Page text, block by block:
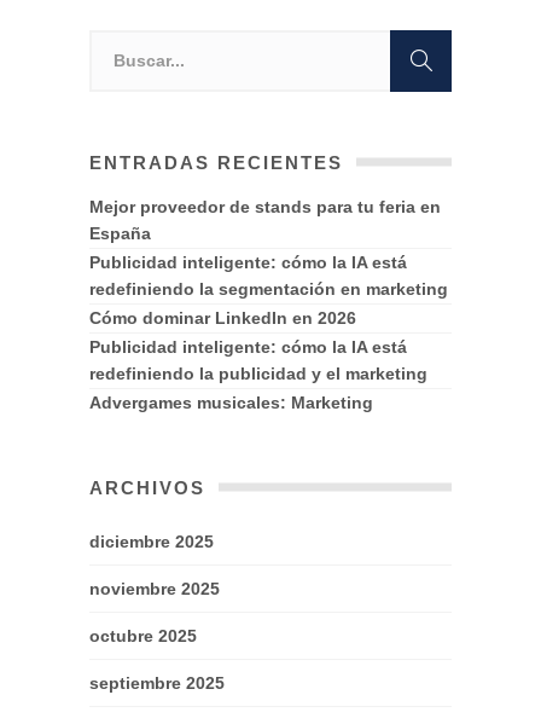
ENTRADAS RECIENTES
Mejor proveedor de stands para tu feria en
España
Publicidad inteligente: cómo la IA está
redefiniendo la segmentación en marketing
Cómo dominar LinkedIn en 2026
Publicidad inteligente: cómo la IA está
redefiniendo la publicidad y el marketing
Advergames musicales: Marketing
ARCHIVOS
diciembre 2025
noviembre 2025
octubre 2025
septiembre 2025